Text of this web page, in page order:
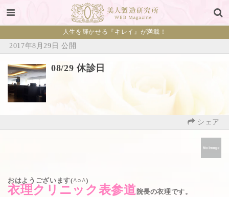
人生を輝かせる『キレイ』が満載！
2017年8月29日 公開
08/29 休診日
シェア
おはようございます(^○^)
衣理クリニック表参道 院長の衣理です。